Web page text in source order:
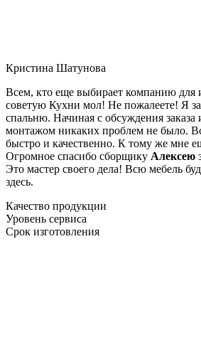
Кристина Шатунова
Всем, кто еще выбирает компанию для
советую Кухни мол! Не пожалеете! Я
спальню. Начиная с обсуждения заказа
монтажом никаких проблем не было.
быстро и качественно. К тому же мне
Огромное спасибо сборщику Алексею
Это мастер своего дела! Всю мебель
здесь.
Качество продукции
Уровень сервиса
Срок изготовления